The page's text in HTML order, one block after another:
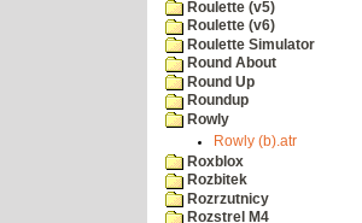
Roulette (v5)
Roulette (v6)
Roulette Simulator
Round About
Round Up
Roundup
Rowly
Rowly (b).atr
Roxblox
Rozbitek
Rozrzutnicy
Rozstrel M4